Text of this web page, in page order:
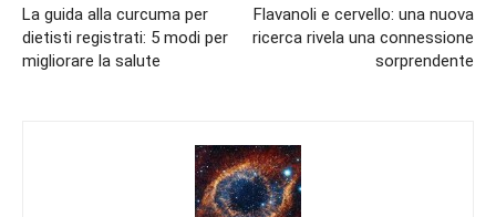
La guida alla curcuma per
dietisti registrati: 5 modi per
migliorare la salute
Flavanoli e cervello: una nuova
ricerca rivela una connessione
sorprendente